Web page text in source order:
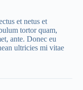
et netus et
tortor quam,
ante. Donec eu
ultricies mi vitae